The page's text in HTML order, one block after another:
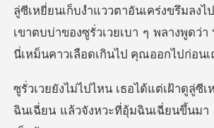
เขาตบบ่าของซูรั่วเวยเบา ๆ พลางพูดว่า
ฉินเฉี่ยน แล้วจังหวะที่อ